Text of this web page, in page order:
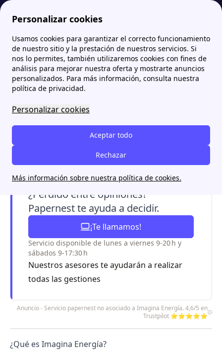
Personalizar cookies
Usamos cookies para garantizar el correcto funcionamiento
de nuestro sitio y la prestación de nuestros servicios. Si
nos lo permites, también utilizaremos cookies con fines de
análisis para mejorar nuestra oferta y mostrarte anuncios
personalizados. Para más información, consulta nuestra
política de privacidad.
Personalizar cookies
Aceptar todo
Rechazar
Más información sobre nuestra política de cookies.
Papernest.es Comercializadoras Imagina Energía: Todas las opiniones sobre su servicio
Imagina Energía: Todas las
opiniones sobre su servicio
Imagina Energíaes una comercializadora de
luz 100% renovable con una buena nota entre
sus clientes y precios competitivos. Conoce sus
opiniones, tarifas y por qué se considera una
compañía 100% solar.
¿Perdido entre opiniones?
Papernest te ayuda a decidir.
¡Te llamamos!
Servicio disponible de lunes a viernes 9-20 h y
sábados 9-17:30 h
Nuestros asesores te ayudarán a realizar
todas las gestiones
Anuncio - Servicio papernest no asociado a Imagina Energía. 4,6/5 en
Trustpilot ⭐⭐⭐⭐⭐
¿Qué es Imagina Energía?